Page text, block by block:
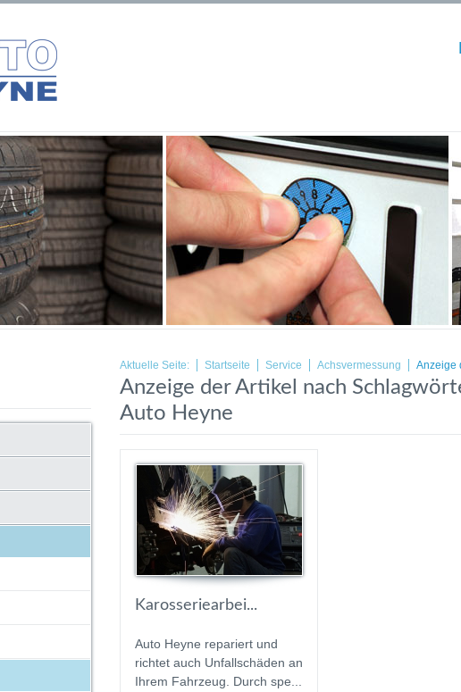
Aktuelle Seite: Startseite Service Achsvermessung Anzeige
Anzeige der Artikel nach
Auto Heyne
Karosseriearbei...
Auto Heyne repariert und
richtet auch Unfallschäden an
Ihrem Fahrzeug. Durch spe...